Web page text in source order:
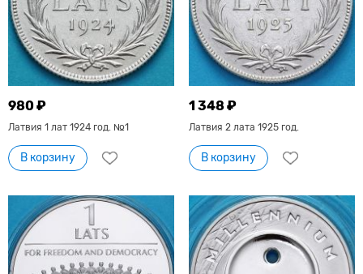
980 ₽
Латвия 1 лат 1924 год. №1
В корзину
1 348 ₽
Латвия 2 лата 1925 год.
В корзину